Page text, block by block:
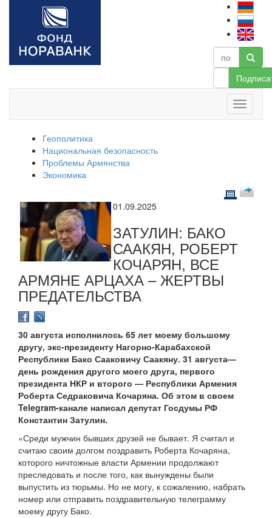
Геополитика
Национальная безопасность
Проблемы Армянства
Экономика
01.09.2025
ЗАТУЛИН: БАКО
СААКЯН, РОБЕРТ
КОЧАРЯН, ВСЕ
АРМЯНЕ АРЦАХА – ЖЕРТВЫ
ПРЕДАТЕЛЬСТВА
30 августа исполнилось 65 лет моему большому
другу, экс-президенту Нагорно-Карабахской
Республики Бако Сааковичу Саакяну. 31 августа—
день рождения другого моего друга, первого
президента НКР и второго — Республики Армения
Роберта Седраковича Кочаряна. Об этом в своем
Telegram-канале написал депутат Госдумы РФ
Константин Затулин.
«Среди мужчин бывших друзей не бывает. Я считал и
считаю своим долгом поздравить Роберта Кочаряна,
которого ничтожные власти Армении продолжают
преследовать и после того, как вынуждены были
выпустить из тюрьмы. Но не могу, к сожалению, набрать
номер или отправить поздравительную телеграмму
моему другу Бако.